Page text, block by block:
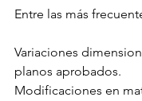
Entre las más
Variaciones
planos aprobados.
Modificaciones en